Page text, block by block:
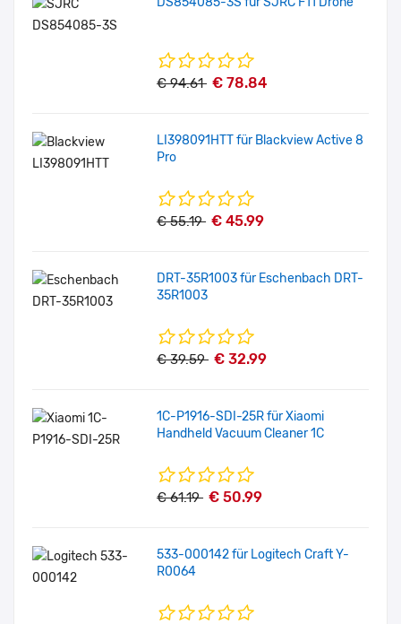
€ 94.61 € 78.84
LI398091HTT für Blackview Active 8
Pro
€ 55.19 € 45.99
DRT-35R1003 für Eschenbach DRT-
35R1003
€ 39.59 € 32.99
1C-P1916-SDI-25R für Xiaomi
Handheld Vacuum Cleaner 1C
€ 61.19 € 50.99
533-000142 für Logitech Craft Y-
R0064